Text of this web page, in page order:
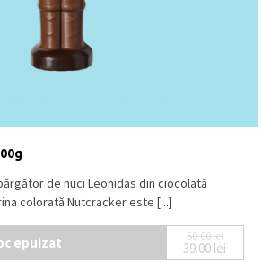
– 18⁰C.
de nuci Leonidas din ciocolată
colorată Nutcracker este [...]
epuizat 50.00lei
Prețul
39.00 lei
Prețul